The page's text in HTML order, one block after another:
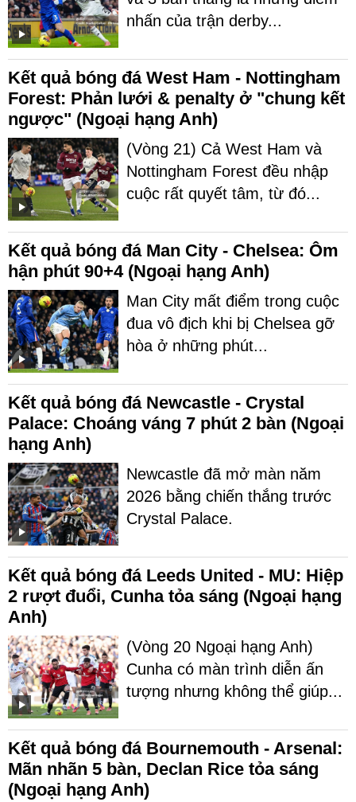
nhấn của trận derby...
Kết quả bóng đá West Ham - Nottingham
Forest: Phản lưới & penalty ở "chung kết
ngược" (Ngoại hạng Anh)
(Vòng 21) Cả West Ham và
Nottingham Forest đều nhập
cuộc rất quyết tâm, từ đó...
Kết quả bóng đá Man City - Chelsea: Ôm
hận phút 90+4 (Ngoại hạng Anh)
Man City mất điểm trong cuộc
đua vô địch khi bị Chelsea gỡ
hòa ở những phút...
Kết quả bóng đá Newcastle - Crystal
Palace: Choáng váng 7 phút 2 bàn (Ngoại
hạng Anh)
Newcastle đã mở màn năm
2026 bằng chiến thắng trước
Crystal Palace.
Kết quả bóng đá Leeds United - MU: Hiệp
2 rượt đuổi, Cunha tỏa sáng (Ngoại hạng
Anh)
(Vòng 20 Ngoại hạng Anh)
Cunha có màn trình diễn ấn
tượng nhưng không thể giúp...
Kết quả bóng đá Bournemouth - Arsenal:
Mãn nhãn 5 bàn, Declan Rice tỏa sáng
(Ngoại hạng Anh)